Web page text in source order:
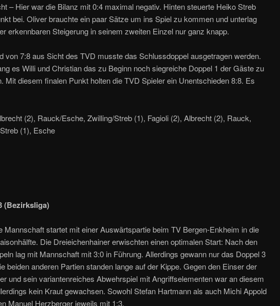
– Hier war die Bilanz mit 0:4 maximal negativ. Hinten steuerte Heiko Streb
bei. Oliver brauchte ein paar Sätze um ins Spiel zu kommen und unterlag
erkennbaren Steigerung in seinem zweiten Einzel nur ganz knapp.
von 7:8 aus Sicht des TVD musste das Schlussdoppel ausgetragen werden.
es Willi und Christian das zu Beginn noch siegreiche Doppel 1 der Gäste zu
Mit diesem finalen Punkt holten die TVD Spieler ein Unentschieden 8:8. Es
(2), Rauck/Esche, Zwilling/Streb (1), Fagioli (2), Albrecht (2), Rauck,
(1), Esche
(Bezirksliga)
Mannschaft startet mit einer Auswärtspartie beim TV Bergen-Enkheim in die
Die Dreieichenhainer erwischten einen optimalen Start: Nach den
lag mit Mannschaft mit 3:0 in Führung. Allerdings gewann nur das Doppel 3
beiden anderen Partien standen lange auf der Kippe. Gegen den Einser der
und sein variantenreiches Abwehrspiel mit Angriffselementen war an diesem
kein Kraut gewachsen. Sowohl Stefan Hartmann als auch Michi Appold
Manuel Herzberger jeweils mit 1:3.